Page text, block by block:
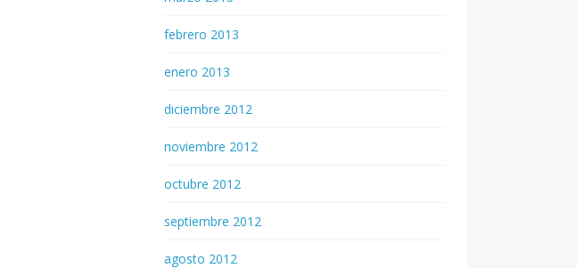
febrero 2013
enero 2013
diciembre 2012
noviembre 2012
octubre 2012
septiembre 2012
agosto 2012